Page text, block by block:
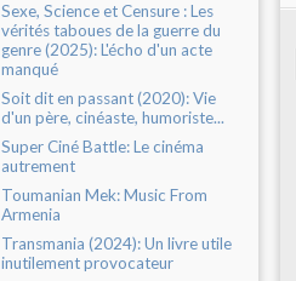
Sexe, Science et Censure : Les
vérités taboues de la guerre du
genre (2025): L'écho d'un acte
manqué
Soit dit en passant (2020): Vie
d'un père, cinéaste, humoriste...
Super Ciné Battle: Le cinéma
autrement
Toumanian Mek: Music From
Armenia
Transmania (2024): Un livre utile
inutilement provocateur